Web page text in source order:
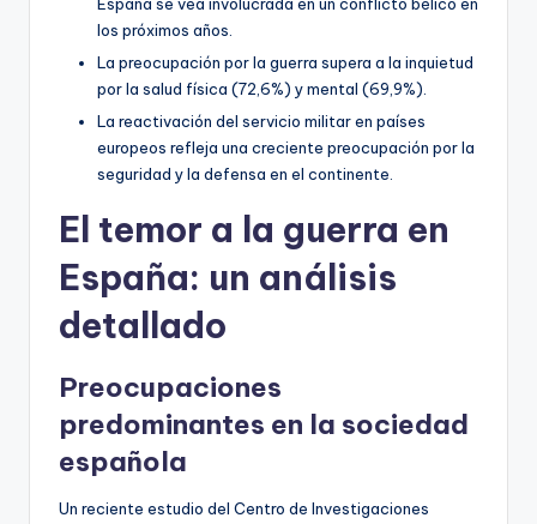
los próximos años.
La preocupación por la guerra supera a la inquietud
por la salud física (72,6%) y mental (69,9%).
La reactivación del servicio militar en países
europeos refleja una creciente preocupación por la
seguridad y la defensa en el continente.
El temor a la guerra en
España: un análisis
detallado
Preocupaciones
predominantes en la sociedad
española
Un reciente estudio del Centro de Investigaciones